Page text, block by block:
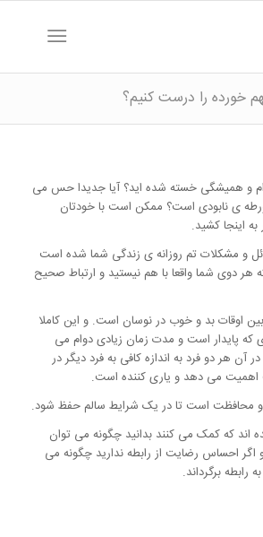
خورده را درست کنیم؟
و همیشگی خسته شده اید؟ آیا جدیدا حس می
ورطه ی نابودی است؟ ممکن است با خودتان
اینجا کشید.
و مشکلات تم روزانه ی زندگی شما شده است
دوی شما واقعا با هم نیستید و ارتباط صحیح
اوقات بد و خوب در نوسان است. و این کاملا
که پایدار است و مدت زمان زیادی دوام می
آن هر دو فرد به اندازه کافی به فرد دیگر در
می دهد و یاری کننده است.
و محافظت است تا در یک شرایط سالم حفظ شود.
اند که کمک می کنند بدانید چگونه می توان
اگر احساس رضایت از رابطه ندارید چگونه می
برگرداند.